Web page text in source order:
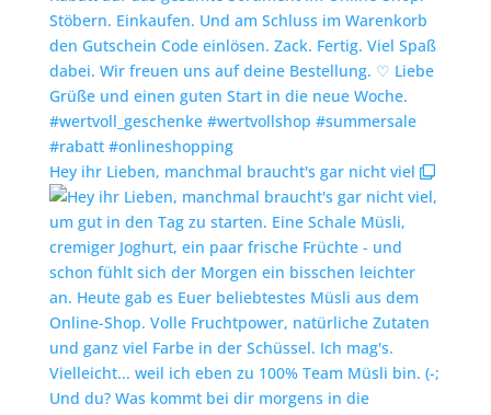
Hey ihr Lieben, manchmal braucht's gar nicht viel